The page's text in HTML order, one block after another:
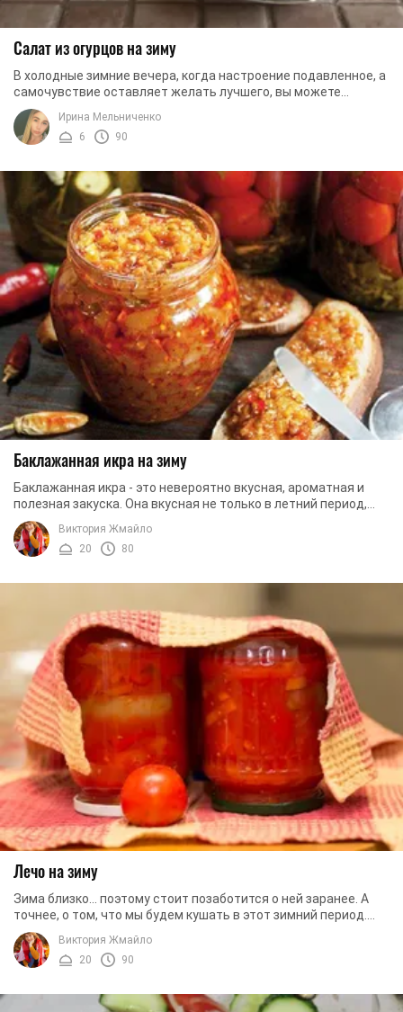
Салат из огурцов на зиму
В холодные зимние вечера, когда настроение подавленное, а
самочувствие оставляет желать лучшего, вы можете
грустить, а можете внести положительные ...
Ирина Мельниченко
6
90
Баклажанная икра на зиму
Баклажанная икра - это невероятно вкусная, ароматная и
полезная закуска. Она вкусная не только в летний период,
когда все овощи доступны практически ...
Виктория Жмайло
20
80
Лечо на зиму
Зима близко... поэтому стоит позаботится о ней заранее. А
точнее, о том, что мы будем кушать в этот зимний период.
Ведь, иногда, холодным зимним ...
Виктория Жмайло
20
90